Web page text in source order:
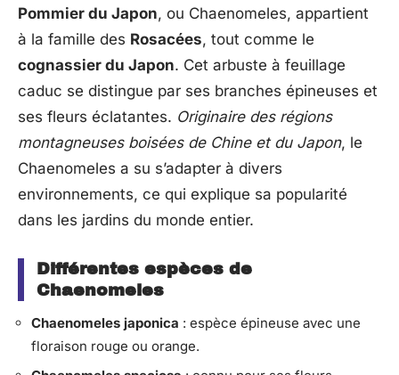
Pommier du Japon, ou Chaenomeles, appartient
à la famille des Rosacées, tout comme le
cognassier du Japon. Cet arbuste à feuillage
caduc se distingue par ses branches épineuses et
ses fleurs éclatantes. Originaire des régions
montagneuses boisées de Chine et du Japon, le
Chaenomeles a su s’adapter à divers
environnements, ce qui explique sa popularité
dans les jardins du monde entier.
Différentes espèces de
Chaenomeles
Chaenomeles japonica : espèce épineuse avec une
floraison rouge ou orange.